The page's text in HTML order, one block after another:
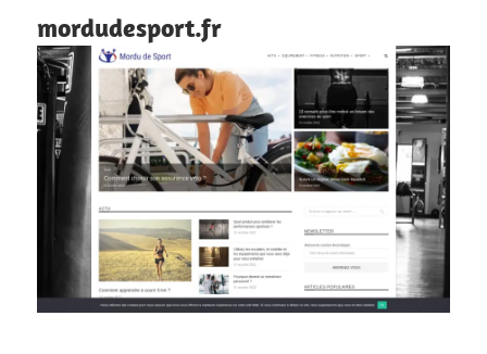
mordudesport.fr